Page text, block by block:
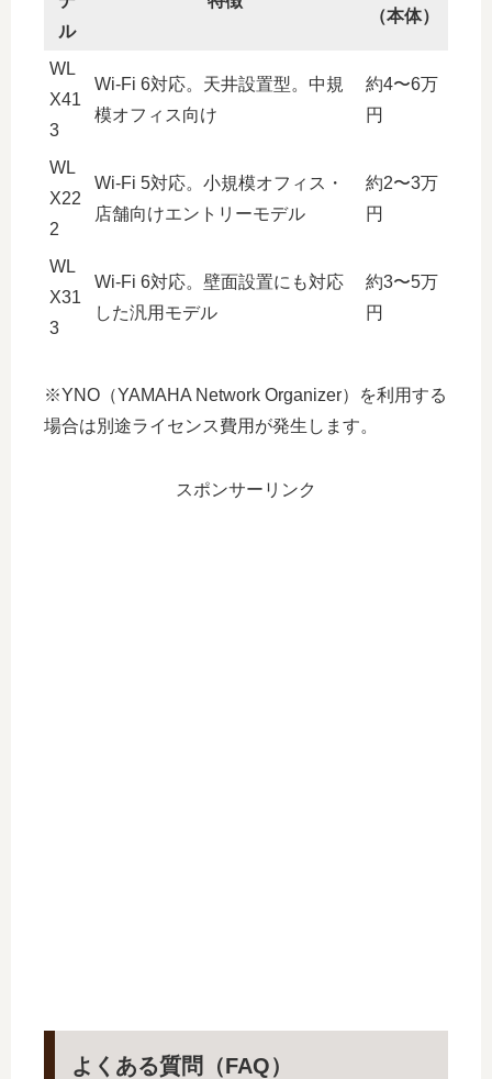
ル
（本体）
WL
X41
3
Wi-Fi 6対応。天井設置型。中規
模オフィス向け
約4〜6万
円
WL
X22
2
Wi-Fi 5対応。小規模オフィス・
店舗向けエントリーモデル
約2〜3万
円
WL
X31
3
Wi-Fi 6対応。壁面設置にも対応
した汎用モデル
約3〜5万
円
※YNO（YAMAHA Network Organizer）を利用する
場合は別途ライセンス費用が発生します。
スポンサーリンク
よくある質問（FAQ）